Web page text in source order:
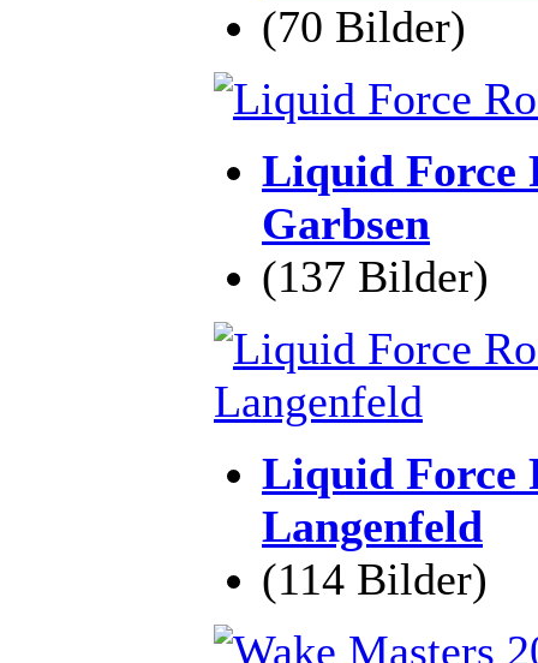
(70 Bilder)
Liquid Force
Garbsen
(137 Bilder)
Liquid Force
Langenfeld
(114 Bilder)